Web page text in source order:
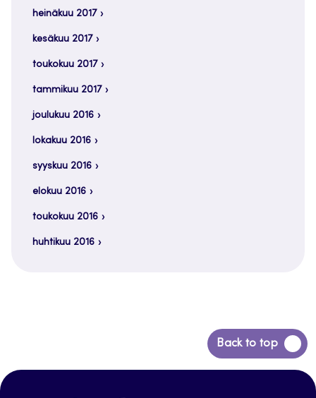
heinäkuu 2017
kesäkuu 2017
toukokuu 2017
tammikuu 2017
joulukuu 2016
lokakuu 2016
syyskuu 2016
elokuu 2016
toukokuu 2016
huhtikuu 2016
Back to top
Siirry
takaisin